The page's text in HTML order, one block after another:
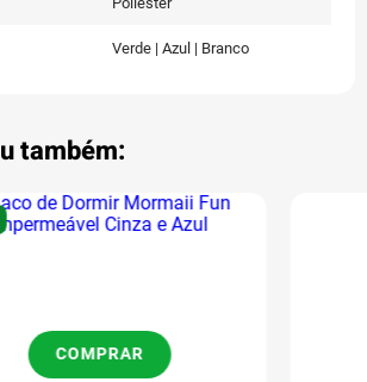
Verde | Azul | Branco
também:
COMPRAR